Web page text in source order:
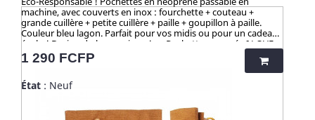
machine, avec couverts en inox : fourchette + couteau +
grande cuillère + petite cuillère + paille + goupillon à paille.
Couleur bleu lagon. Parfait pour vos midis ou pour un cadeau
écolo ! Design du logo unique ! >> Pochette marquée I LOVE
NOUVELLE-CALEDONIE Pochette lavable au lave-linge. ☀️-☀️-
☀️-☀️-☀️-☀️-☀️-☀️ Avec NATURE & CAILLOU, profitez d'une
gamme d'articles dédiés à l’univers de la cuisine et du pratique
en outdoor, pour une vie saine et éco-responsable ! Découvrez
naturels, ces produits sont fabriqués à partir de cosses de riz.
Un concept innovant qui valorise une matière issue de la
Prix
1 290 FCFP
État : Neuf